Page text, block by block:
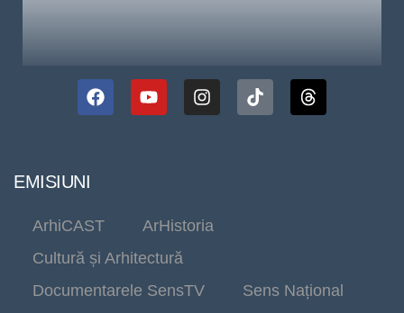
EMISIUNI
ArhiCAST
ArHistoria
Cultură și Arhitectură
Documentarele SensTV
Sens Național